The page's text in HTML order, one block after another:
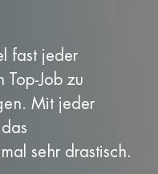
fast jeder
Top-Job zu
Mit jeder
sehr drastisch.